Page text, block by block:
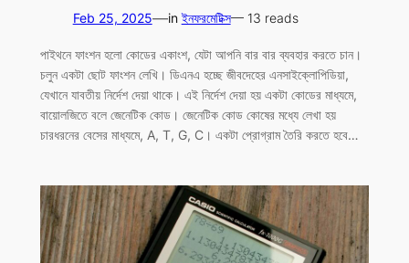
Feb 25, 2025—inইনফরমেটিক্স— 13 reads
পাইথনে ফাংশন হলো কোডের একাংশ, যেটা আপনি বার বার ব্যবহার করতে চান।
চলুন একটা ছোট ফাংশন লেখি। ডিএনএ হচ্ছে জীবদেহের এনসাইক্লোপিডিয়া,
যেখানে যাবতীয় নির্দেশ দেয়া থাকে। এই নির্দেশ দেয়া হয় একটা কোডের মাধ্যমে,
বায়োলজিতে বলে জেনেটিক কোড। জেনেটিক কোড কোষের মধ্যে লেখা হয়
চারধরনের বেসের মাধ্যমে, A, T, G, C। একটা প্রোগ্রাম তৈরি করতে হবে…